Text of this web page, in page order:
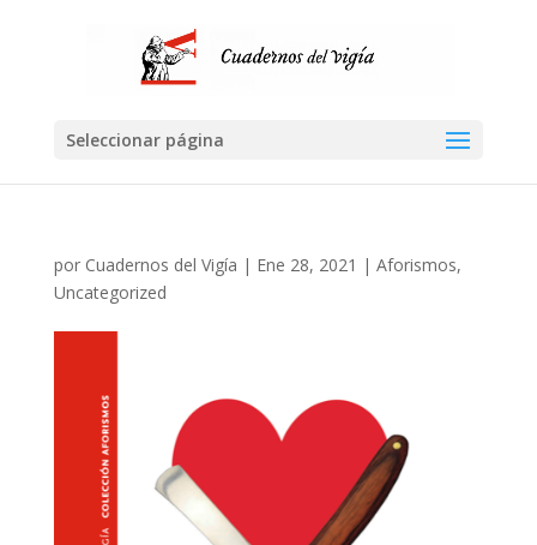
Seleccionar página
por Cuadernos del Vigía | Ene 28, 2021 | Aforismos,
Uncategorized